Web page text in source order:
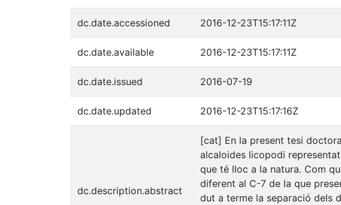
dc.date.accessioned 2016-12-23T15:17:11Z
dc.date.available 2016-12-23T15:17:11Z
dc.date.issued 2016-07-19
dc.date.updated 2016-12-23T15:17:16Z
dc.description.abstract
[cat] En la present tesi
alcaloides licopodi
que té lloc a la natura. Com
diferent al C-7 de la que
dut a terme la separació dels